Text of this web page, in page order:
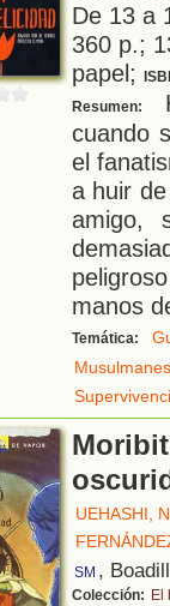
De 13 a
360 p.;
papel;
Resumen:
cuando
el
a huir
amigo,
manos
Temática:
Musulmanes
UEHASHI,
SM ,
Colección: El